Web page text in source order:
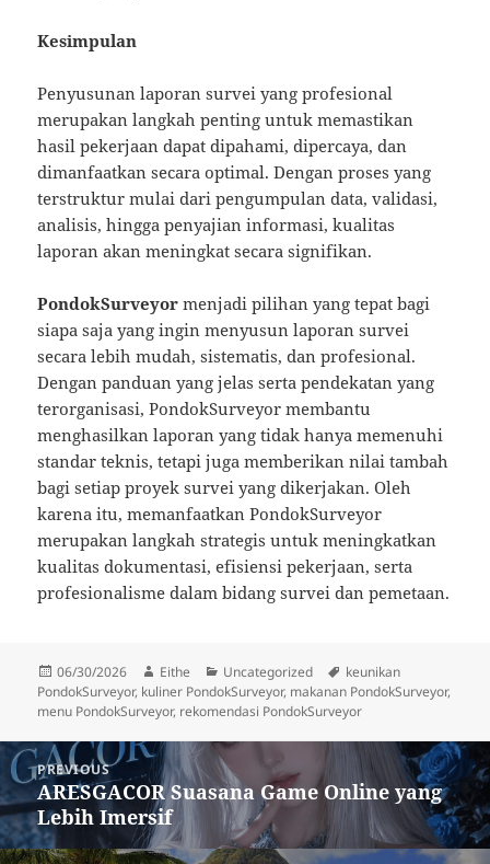
Kesimpulan
Penyusunan laporan survei yang profesional
merupakan langkah penting untuk memastikan
hasil pekerjaan dapat dipahami, dipercaya, dan
dimanfaatkan secara optimal. Dengan proses yang
terstruktur mulai dari pengumpulan data, validasi,
analisis, hingga penyajian informasi, kualitas
laporan akan meningkat secara signifikan.
PondokSurveyor menjadi pilihan yang tepat bagi
siapa saja yang ingin menyusun laporan survei
secara lebih mudah, sistematis, dan profesional.
Dengan panduan yang jelas serta pendekatan yang
terorganisasi, PondokSurveyor membantu
menghasilkan laporan yang tidak hanya memenuhi
standar teknis, tetapi juga memberikan nilai tambah
bagi setiap proyek survei yang dikerjakan. Oleh
karena itu, memanfaatkan PondokSurveyor
merupakan langkah strategis untuk meningkatkan
kualitas dokumentasi, efisiensi pekerjaan, serta
profesionalisme dalam bidang survei dan pemetaan.
Posted
on
06/30/2026 Author
Eithe Categories
Uncategorized Tags
keunikan
PondokSurveyor, kuliner PondokSurveyor, makanan PondokSurveyor,
menu PondokSurveyor, rekomendasi PondokSurveyor
Post
navigation
PREVIOUS
Previous
post:
ARESGACOR Suasana Game Online yang
Lebih Imersif